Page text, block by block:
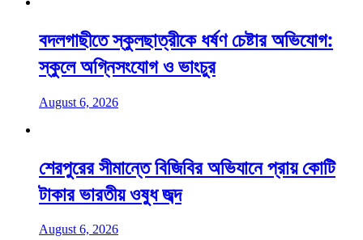
বদলগাছীতে স্কুলছাত্রীকে ধর্ষণ চেষ্টার অভিযোগ:
স্কুলে অগ্নিসংযোগ ও ভাংচুর
August 6, 2026
শেরপুরের সীমান্তে বিজিবির অভিযানে প্রায় কোটি
টাকার ভারতীয় ওষুধ জব্দ
August 6, 2026